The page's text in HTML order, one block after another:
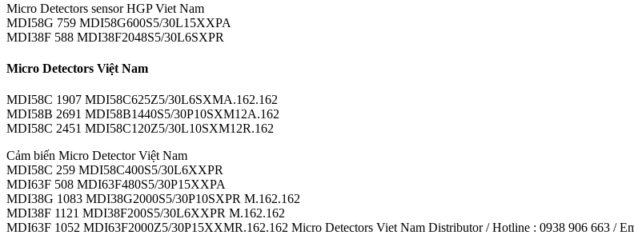
Micro Detectors sensor HGP Viet Nam
MDI58G 759 MDI58G600S5/30L15XXPA
MDI38F 588 MDI38F2048S5/30L6SXPR
Micro Detectors Việt Nam
MDI58C 1907 MDI58C625Z5/30L6SXMA.162.162
MDI58B 2691 MDI58B1440S5/30P10SXM12A.162
MDI58C 2451 MDI58C120Z5/30L10SXM12R.162
Cảm biến Micro Detector Việt Nam
MDI58C 259 MDI58C400S5/30L6XXPR
MDI63F 508 MDI63F480S5/30P15XXPA
MDI38G 1083 MDI38G2000S5/30P10SXPR M.162.162
MDI38F 1121 MDI38F200S5/30L6XXPR M.162.162
MDI63F 1052 MDI63F2000Z5/30P15XXMR.162.162 Micro Detectors Viet Nam Distributor / Hotline : 0938 906 663 /